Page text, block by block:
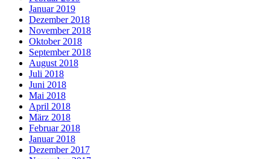
Januar 2019
Dezember 2018
November 2018
Oktober 2018
September 2018
August 2018
Juli 2018
Juni 2018
Mai 2018
April 2018
März 2018
Februar 2018
Januar 2018
Dezember 2017